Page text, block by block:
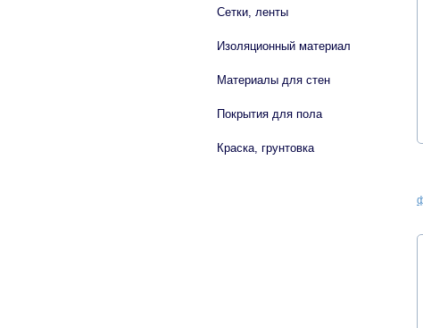
Сетки, ленты
Изоляционный материал
Материалы для стен
Покрытия для пола
Краска, грунтовка